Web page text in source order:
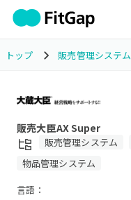
トップ 販売管理システム
販売大臣AX Super
販売管理システム
物品管理システム
言語：